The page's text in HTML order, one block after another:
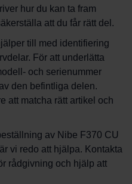
hur du kan ta fram
att du får rätt del.
till med identifiering
För att underlätta
och serienummer
den befintliga delen.
att matcha rätt artikel och
av Nibe F370 CU
vi redo att hjälpa. Kontakta
rådgivning och hjälp att